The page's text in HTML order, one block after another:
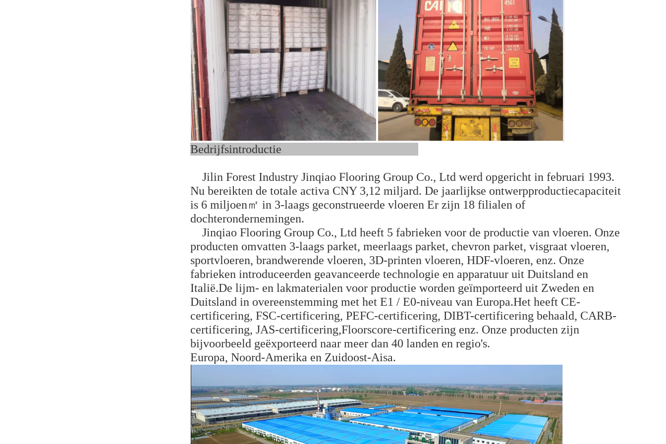
Bedrijfsintroductie
Jilin Forest Industry Jinqiao Flooring Group Co., Ltd werd opgericht in februari 1993.
Nu bereikten de totale activa CNY 3,12 miljard. De jaarlijkse ontwerpproductiecapaciteit
is 6 miljoen㎡ in 3-laags geconstrueerde vloeren Er zijn 18 filialen of
dochterondernemingen.
Jinqiao Flooring Group Co., Ltd heeft 5 fabrieken voor de productie van vloeren. Onze
producten omvatten 3-laags parket, meerlaags parket, chevron parket, visgraat vloeren,
sportvloeren, brandwerende vloeren, 3D-printen vloeren, HDF-vloeren, enz. Onze
fabrieken introduceerden geavanceerde technologie en apparatuur uit Duitsland en
Italië.De lijm- en lakmaterialen voor productie worden geïmporteerd uit Zweden en
Duitsland in overeenstemming met het E1 / E0-niveau van Europa.Het heeft CE-
certificering, FSC-certificering, PEFC-certificering, DIBT-certificering behaald, CARB-
certificering, JAS-certificering,Floorscore-certificering enz. Onze producten zijn
bijvoorbeeld geëxporteerd naar meer dan 40 landen en regio's.
Europa, Noord-Amerika en Zuidoost-Aisa.